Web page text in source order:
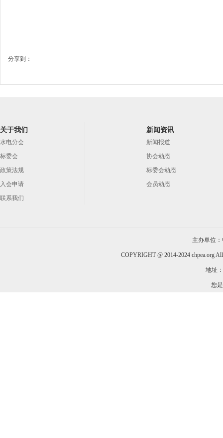
分享到：
关于我们
水电分会
标委会
政策法规
入会申请
联系我们
新闻资讯
新闻报道
协会动态
标委会动态
会员动态
主办单位
COPYRIGHT @ 2014-2024 chpea.org
地址
您